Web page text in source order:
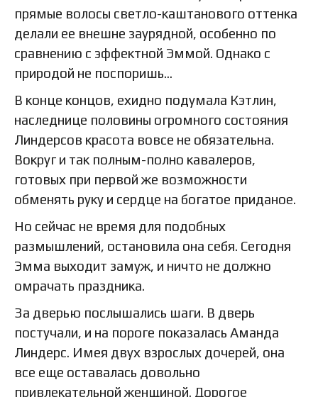
прямые волосы светло-каштанового оттенка
делали ее внешне заурядной, особенно по
сравнению с эффектной Эммой. Однако с
природой не поспоришь…
В конце концов, ехидно подумала Кэтлин,
наследнице половины огромного состояния
Линдерсов красота вовсе не обязательна.
Вокруг и так полным-полно кавалеров,
готовых при первой же возможности
обменять руку и сердце на богатое приданое.
Но сейчас не время для подобных
размышлений, остановила она себя. Сегодня
Эмма выходит замуж, и ничто не должно
омрачать праздника.
За дверью послышались шаги. В дверь
постучали, и на пороге показалась Аманда
Линдерс. Имея двух взрослых дочерей, она
все еще оставалась довольно
привлекательной женщиной. Дорогое